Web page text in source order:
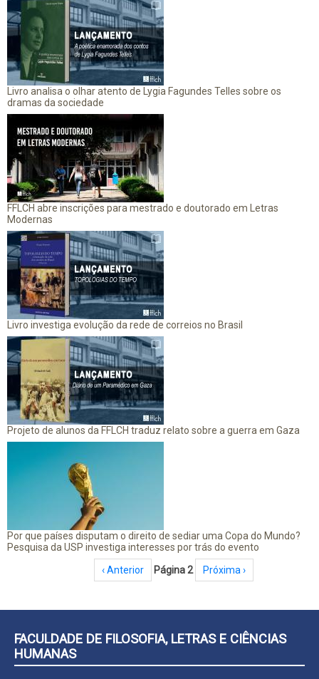
Livro analisa o olhar atento de Lygia Fagundes Telles sobre os
dramas da sociedade
FFLCH abre inscrições para mestrado e doutorado em Letras
Modernas
Livro investiga evolução da rede de correios no Brasil
Projeto de alunos da FFLCH traduz relato sobre a guerra em Gaza
Por que países disputam o direito de sediar uma Copa do Mundo?
Pesquisa da USP investiga interesses por trás do evento
Página anterior
‹ Anterior Página 2 Próxima página
Próxima ›
FACULDADE DE FILOSOFIA, LETRAS E CIÊNCIAS
HUMANAS